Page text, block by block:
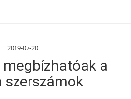
2019-07-20
megbízhatóak a
szerszámok